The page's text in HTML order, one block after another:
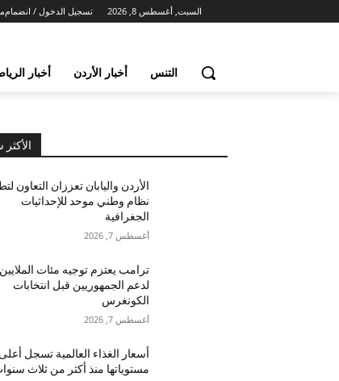
السبت, أغسطس 8, 2026 تسجيل الدخول / انضمام
التنس أخبار الأردن أخبار
الأكثر
الأردن واليابان تعززان التعاون
نظام وطني موحد للإحداثيات
الجغرافية
أغسطس 7, 2026
ترامب يعتزم توجيه مئات الملايين
لدعم الجمهوريين قبل انتخابات
الكونغرس
أغسطس 7, 2026
أسعار الغذاء العالمية تسجل أعلى
مستوياتها منذ أكثر من ثلاث